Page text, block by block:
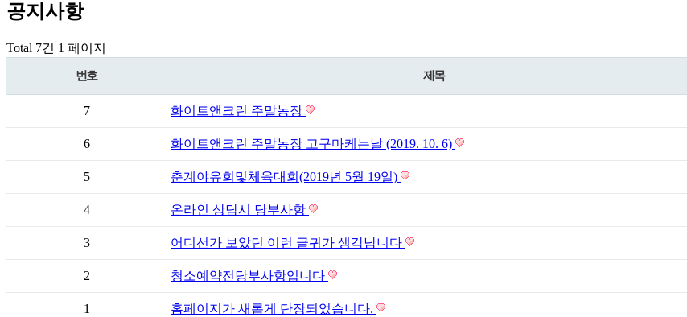
공지사항
Total 7건 1 페이지
번호
제목
7 화이트앤크린 주말농장
6 화이트앤크린 주말농장 고구마케는날 (2019. 10. 6)
5 춘계야유회및체육대회(2019년 5월 19일)
4 온라인 상담시 당부사항
3 어디선가 보았던 이런 글귀가 생각남니다
2 청소예약전당부사항입니다
1 홈페이지가 새롭게 단장되었습니다.